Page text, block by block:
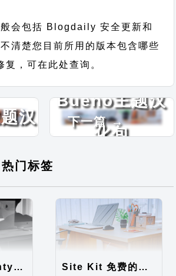
会包括 Blogdaily 安全更新和
清楚您目前所用的版本包含哪些
，可在此处查询。
汉
下一篇 →
Bueno主题汉
化包
热门标签
Twenty Twenty-Five 免费的WordPress内容主题 Site Kit 免费的WordPress数据统计插件